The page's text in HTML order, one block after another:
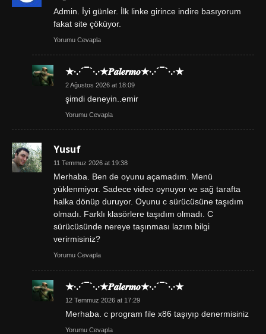
Admin. İyi günler. İlk linke girince indire basıyorum
fakat site çöküyor.
Yorumu Cevapla
★·.·´¯`·.·★𝑷𝒂𝒍𝒆𝒓𝒎𝒐★·.·´¯`·.·★
2 Ağustos 2026 at 18:09
şimdi deneyin..emir
Yorumu Cevapla
Yusuf
11 Temmuz 2026 at 19:38
Merhaba. Ben de oyunu açamadım. Menü
yüklenmiyor. Sadece video oynuyor ve sağ tarafta
halka dönüp duruyor. Oyunu c sürücüsüne taşıdım
olmadı. Farklı klasörlere taşıdım olmadı. C
sürücüsünde nereye taşınması lazım bilgi
verirmisiniz?
Yorumu Cevapla
★·.·´¯`·.·★𝑷𝒂𝒍𝒆𝒓𝒎𝒐★·.·´¯`·.·★
12 Temmuz 2026 at 17:29
Merhaba. c program file x86 taşıyıp denermisiniz
Yorumu Cevapla